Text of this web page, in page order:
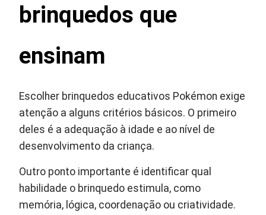
brinquedos que
ensinam
Escolher brinquedos educativos Pokémon exige
atenção a alguns critérios básicos. O primeiro
deles é a adequação à idade e ao nível de
desenvolvimento da criança.
Outro ponto importante é identificar qual
habilidade o brinquedo estimula, como
memória, lógica, coordenação ou criatividade.